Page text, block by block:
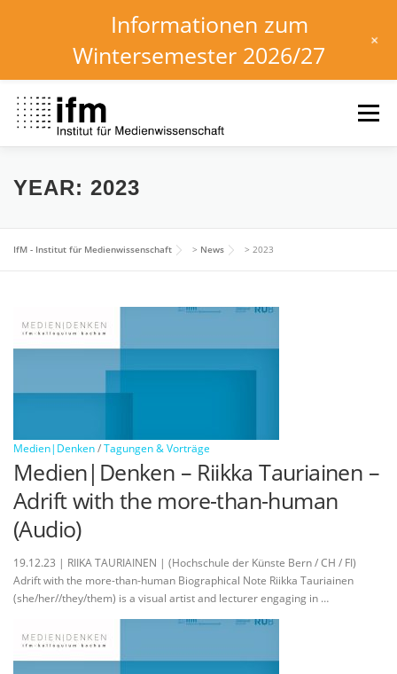
content
Menu
HOME NEWS
INSTITUT FORSCHUNG DOWNLOADS
YEAR: 2023
IfM - Institut für Medienwissenschaft > News > 2023
Medien|Denken/Tagungen & Vorträge
Medien|Denken – Riikka Tauriainen –
Adrift with the more-than-human
(Audio)
19.12.23 | RIIKA TAURIAINEN | (Hochschule der Künste Bern / CH / FI)
Adrift with the more-than-human Biographical Note Riikka Tauriainen
(she/her//they/them) is a visual artist and lecturer engaging in …
Informationen zum
Wintersemester 2026/27
+